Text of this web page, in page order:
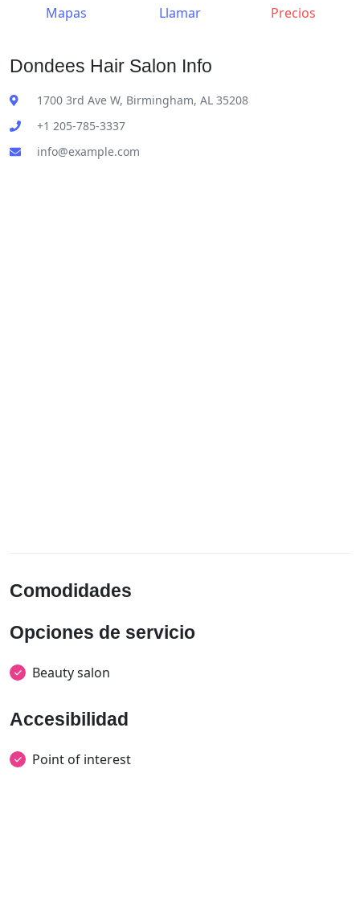
Mapas Llamar Precios
Dondees Hair Salon Info
1700 3rd Ave W, Birmingham, AL 35208
+1 205-785-3337
info@example.com
Comodidades
Opciones de servicio
Beauty salon
Accesibilidad
Point of interest